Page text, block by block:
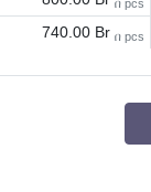
በ pcs
740.00 Brበ pcs